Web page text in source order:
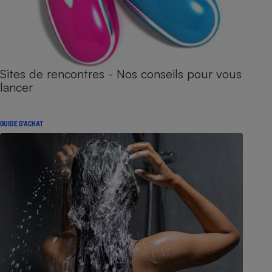
Sites de rencontres - Nos conseils pour vous
lancer
GUIDE D'ACHAT